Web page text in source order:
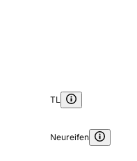
TL
Neureifen